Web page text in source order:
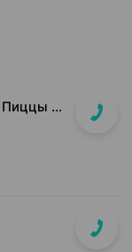
ул. Маяковского, д. 10, пом. 13 (возле Пиццы Мании)